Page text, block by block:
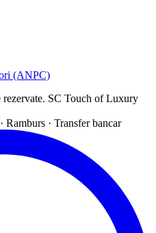
(ANPC)
SC Touch of Luxury
Ramburs · Transfer bancar